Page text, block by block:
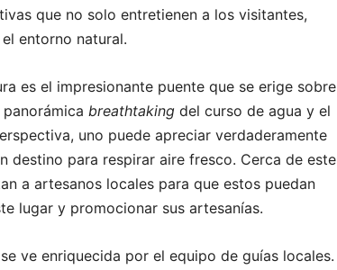
que no solo entretienen a los visitantes,
entorno natural.
es el impresionante puente que se erige sobre
breathtaking del curso de agua y el
uno puede apreciar verdaderamente
destino para respirar aire fresco. Cerca de este
a artesanos locales para que estos puedan
lugar y promocionar sus artesanías.
ve enriquecida por el equipo de guías locales.